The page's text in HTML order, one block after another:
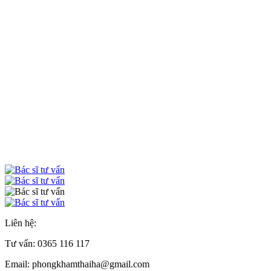
Liên hệ:
Tư vấn: 0365 116 117
Email: phongkhamthaiha@gmail.com